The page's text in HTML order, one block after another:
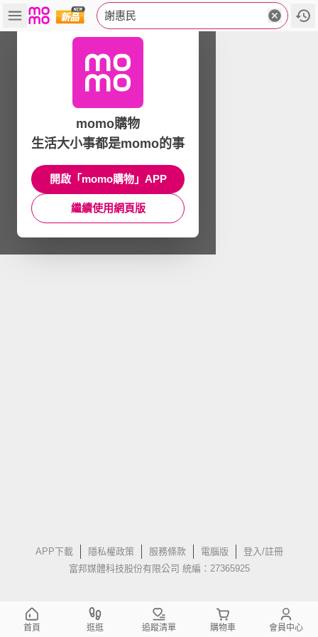
謝惠民
APP下載 隱私權政策 服務條款 電腦版
登入/註冊
富邦媒體科技股份有限公司 統編：27365925
momo購物
生活大小事都是momo的事
開啟「momo購物」APP
繼續使用網頁版
首頁 逛逛 追蹤清單 購物車 會員中心